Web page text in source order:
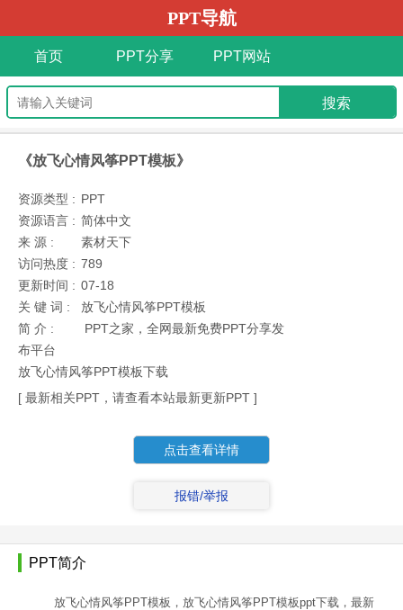
PPT导航
首页 PPT分享 PPT网站
《放飞心情风筝PPT模板》
资源类型 : PPT
资源语言 : 简体中文
来 源 :
素材天下
访问热度 : 789
更新时间 : 07-18
关 键 词 :
放飞心情风筝PPT模板
简 介 :
PPT之家，全网最新免费PPT分享发
布平台
放飞心情风筝PPT模板下载
[ 最新相关PPT，请查看本站最新更新PPT ]
点击查看详情
报错/举报
PPT简介
放飞心情风筝PPT模板，放飞心情风筝PPT模板ppt下载，最新